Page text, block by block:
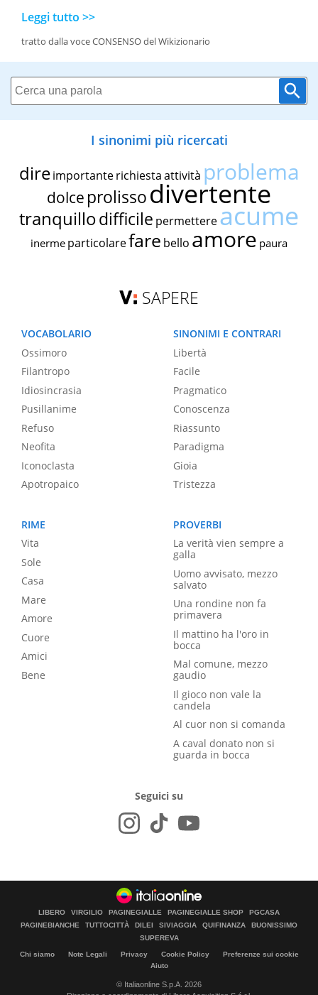
Leggi tutto >>
tratto dalla voce CONSENSO del Wikizionario
I sinonimi più ricercati
dire importante richiestaattività problema
dolce prolissodivertente
tranquillodifficile permettereacume
inerme particolarefare bello amore paura
SAPERE
VOCABOLARIO
Ossimoro
Filantropo
Idiosincrasia
Pusillanime
Refuso
Neofita
Iconoclasta
Apotropaico
SINONIMI E CONTRARI
Libertà
Facile
Pragmatico
Conoscenza
Riassunto
Paradigma
Gioia
Tristezza
RIME
Vita
Sole
Casa
Mare
Amore
Cuore
Amici
Bene
PROVERBI
La verità vien sempre a
galla
Uomo avvisato, mezzo
salvato
Una rondine non fa
primavera
Il mattino ha l'oro in
bocca
Mal comune, mezzo
gaudio
Il gioco non vale la
candela
Al cuor non si comanda
A caval donato non si
guarda in bocca
Seguici su
LIBERO VIRGILIO PAGINEGIALLE PAGINEGIALLE SHOP
PGCASA
PAGINEBIANCHE
TUTTOCITTÀ DILEI SIVIAGGIA QUIFINANZA
BUONISSIMO
SUPEREVA
Chi siamo Note Legali Privacy Cookie Policy
Preferenze sui cookie
Aiuto
© Italiaonline S.p.A. 2026